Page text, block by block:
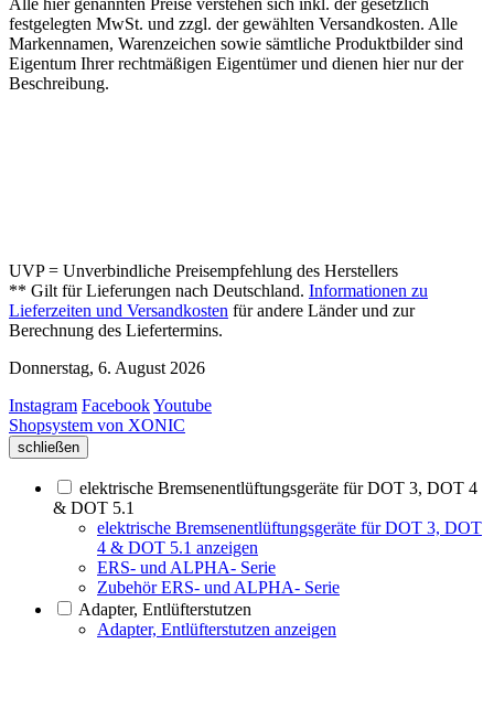
Alle hier genannten Preise verstehen sich inkl. der gesetzlich
festgelegten MwSt. und zzgl. der gewählten Versandkosten. Alle
Markennamen, Warenzeichen sowie sämtliche Produktbilder sind
Eigentum Ihrer rechtmäßigen Eigentümer und dienen hier nur der
Beschreibung.
UVP = Unverbindliche Preisempfehlung des Herstellers
** Gilt für Lieferungen nach Deutschland. Informationen zu
Lieferzeiten und Versandkosten für andere Länder und zur
Berechnung des Liefertermins.
Donnerstag, 6. August 2026
Instagram FacebookYoutube
Shopsystem von XONIC
schließen
elektrische Bremsenentlüftungsgeräte für DOT 3, DOT 4
& DOT 5.1
elektrische Bremsenentlüftungsgeräte für DOT 3, DOT
4 & DOT 5.1 anzeigen
ERS- und ALPHA- Serie
Zubehör ERS- und ALPHA- Serie
Adapter, Entlüfterstutzen
Adapter, Entlüfterstutzen anzeigen